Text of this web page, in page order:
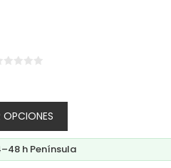
OPCIONES
h Península